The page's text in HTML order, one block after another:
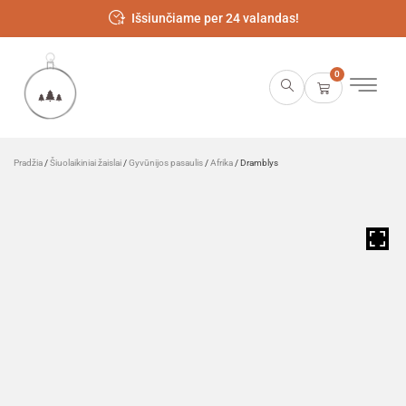
Išsiunčiame per 24 valandas!
0
Pradžia /Šiuolaikiniai žaislai /Gyvūnijos pasaulis /Afrika / Dramblys